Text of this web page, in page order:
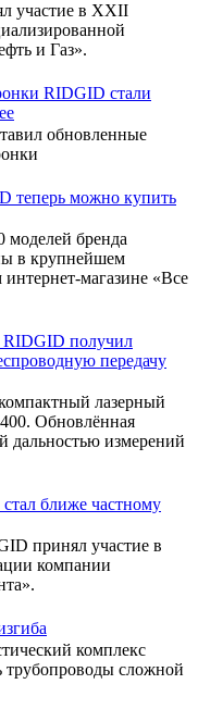
участие в XXII
и Газ».
RIDGID стали
обновленные
теперь можно купить
моделей бренда
в крупнейшем
магазине «Все
RIDGID получил
передачу
лазерный
Обновлённая
дальностью измерений
ближе частному
принял участие в
компании
комплекс
трубопроводы сложной